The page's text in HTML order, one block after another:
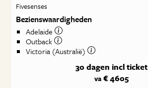
Fivesenses
Bezienswaardigheden
Adelaide
Outback
Victoria (Australië)
30 dagen incl ticket
va€ 4605